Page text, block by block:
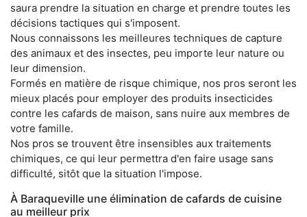
saura prendre la situation en charge et prendre toutes les
décisions tactiques qui s'imposent.
Nous connaissons les meilleures techniques de capture
des animaux et des insectes, peu importe leur nature ou
leur dimension.
Formés en matière de risque chimique, nos pros seront les
mieux placés pour employer des produits insecticides
contre les cafards de maison, sans nuire aux membres de
votre famille.
Nos pros se trouvent être insensibles aux traitements
chimiques, ce qui leur permettra d'en faire usage sans
difficulté, sitôt que la situation l'impose.
À Baraqueville une élimination de cafards de cuisine
au meilleur prix